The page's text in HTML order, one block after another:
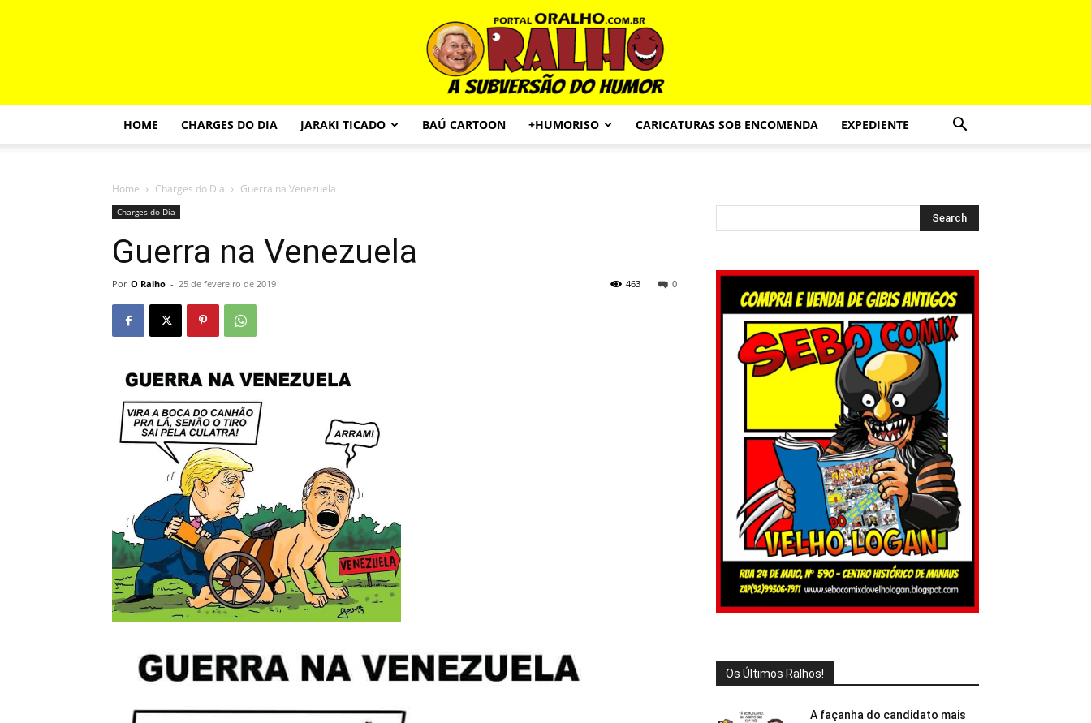
HOME CHARGES DO DIA JARAKI TICADO BAÚ CARTOON +HUMORISO CARICATURAS SOB ENCOMENDA EXPEDIENTE
Home Charges do Dia Guerra na Venezuela
Charges do Dia
Guerra na Venezuela
Por O Ralho - 25 de fevereiro de 2019 0
463
Os Últimos Ralhos!
A façanha do candidato mais